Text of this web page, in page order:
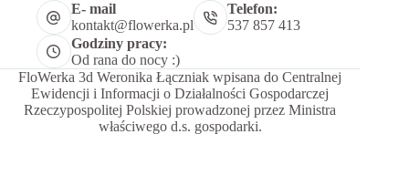
E- mail
kontakt@flowerka.pl
Telefon:
537 857 413
Godziny pracy:
Od rana do nocy :)
FloWerka 3d Weronika Łączniak wpisana do Centralnej
Ewidencji i Informacji o Działalności Gospodarczej
Rzeczypospolitej Polskiej prowadzonej przez Ministra
właściwego d.s. gospodarki.